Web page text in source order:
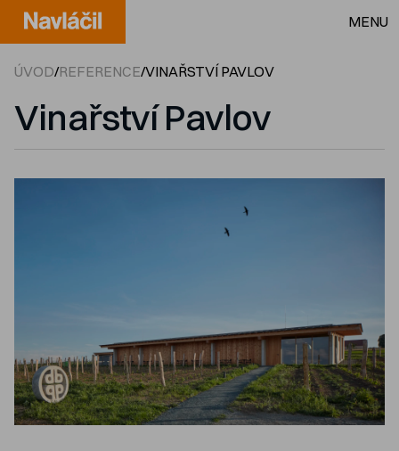
MENU
ÚVOD/REFERENCE/VINAŘSTVÍ PAVLOV
Vinařství Pavlov